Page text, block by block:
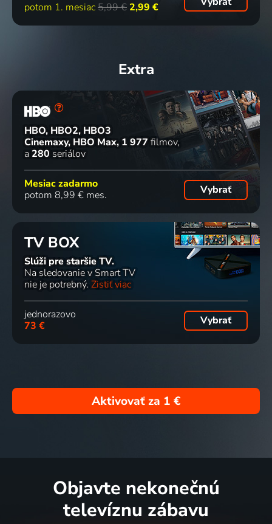
dielov
2009-2011 | USA | Komédia, Dráma
dielov
Vraždy,
ktoré
potom 1. mesiac5,99 € 2,99 €
Extra
HBO, HBO2, HBO3
Cinemaxy, HBO Max 1 977 filmov
a 280 seriálov
Mesiac zadarmo
potom 8,99 € mes.
Vybrať
TV BOX
Slúži pre staršie TV.
Na sledovanie v Smart TV
nie je potrebný. Zistiť viac
jednorazovo
73 €
Vybrať
Aktivovať za 1 €
Objavte nekonečnú
televíznu zábavu